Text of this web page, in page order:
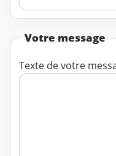
Votre message